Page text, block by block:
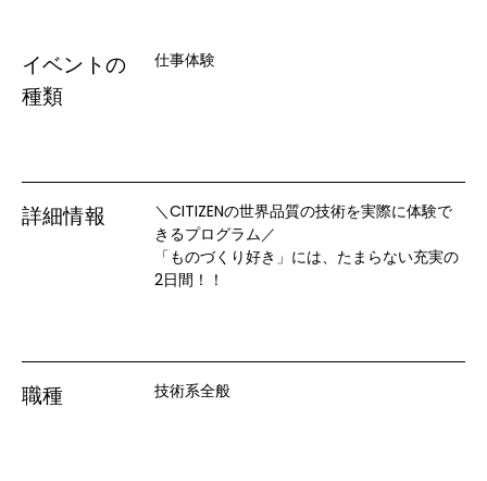
イベントの
種類
仕事体験
詳細情報
＼CITIZENの世界品質の技術を実際に体験で
きるプログラム／
「ものづくり好き」には、たまらない充実の
2日間！！
職種 技術系全般